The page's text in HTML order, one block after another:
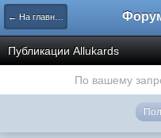
← На главную
Публикации Аllukards
По вашему